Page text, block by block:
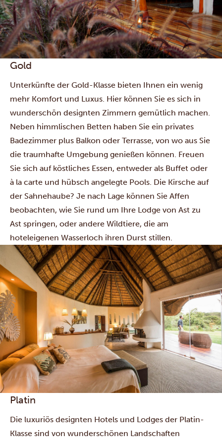
Gold
Unterkünfte der Gold-Klasse bieten Ihnen ein wenig
mehr Komfort und Luxus. Hier können Sie es sich in
wunderschön designten Zimmern gemütlich machen.
Neben himmlischen Betten haben Sie ein privates
Badezimmer plus Balkon oder Terrasse, von wo aus Sie
die traumhafte Umgebung genießen können. Freuen
Sie sich auf köstliches Essen, entweder als Buffet oder
à la carte und hübsch angelegte Pools. Die Kirsche auf
der Sahnehaube? Je nach Lage können Sie Affen
beobachten, wie Sie rund um Ihre Lodge von Ast zu
Ast springen, oder andere Wildtiere, die am
hoteleigenen Wasserloch ihren Durst stillen.
Platin
Die luxuriös designten Hotels und Lodges der Platin-
Klasse sind von wunderschönen Landschaften